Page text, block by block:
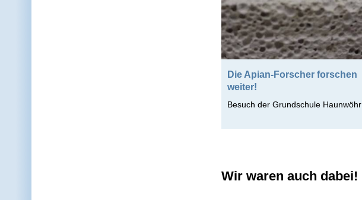
Die Apian-Forscher forschen
weiter!
Besuch der Grundschule Haunwöhr
Wir waren auch dabei!